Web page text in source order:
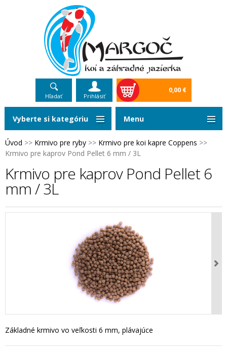
Hľadať Prihlásiť
0,00 €
Úvod >> Krmivo pre ryby >> Krmivo pre koi kapre Coppens >>
Krmivo pre kaprov Pond Pellet 6 mm / 3L
Krmivo pre kaprov Pond Pellet 6
mm / 3L
Základné krmivo vo veľkosti 6 mm, plávajúce
Vyberte si kategóriu Menu